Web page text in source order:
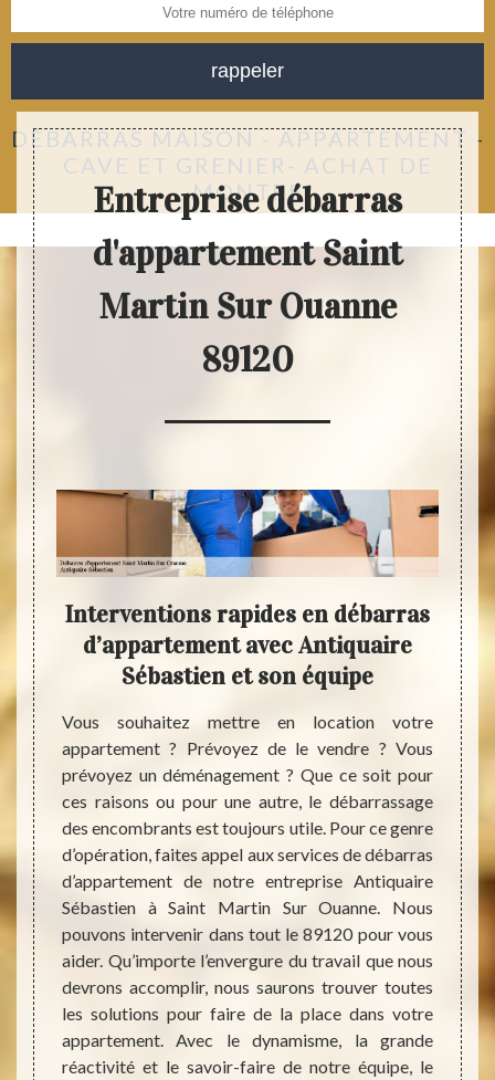
DÉBARRAS MAISON - APPARTEMENT -
CAVE ET GRENIER- ACHAT DE
MONTRE
Entreprise débarras
d'appartement Saint
Martin Sur Ouanne
89120
?
un
Cela
ne
est
Sur
de
une
et
Interventions rapides en débarras
d’appartement avec Antiquaire
Sébastien et son équipe
Vous souhaitez mettre en location votre
appartement ? Prévoyez de le vendre ? Vous
prévoyez un déménagement ? Que ce soit pour
ces raisons ou pour une autre, le débarrassage
des encombrants est toujours utile. Pour ce genre
d’opération, faites appel aux services de débarras
d’appartement de notre entreprise Antiquaire
Sébastien à Saint Martin Sur Ouanne. Nous
pouvons intervenir dans tout le 89120 pour vous
aider. Qu’importe l’envergure du travail que nous
devrons accomplir, nous saurons trouver toutes
les solutions pour faire de la place dans votre
appartement. Avec le dynamisme, la grande
réactivité et le savoir-faire de notre équipe, le
ou
se
ne
vos